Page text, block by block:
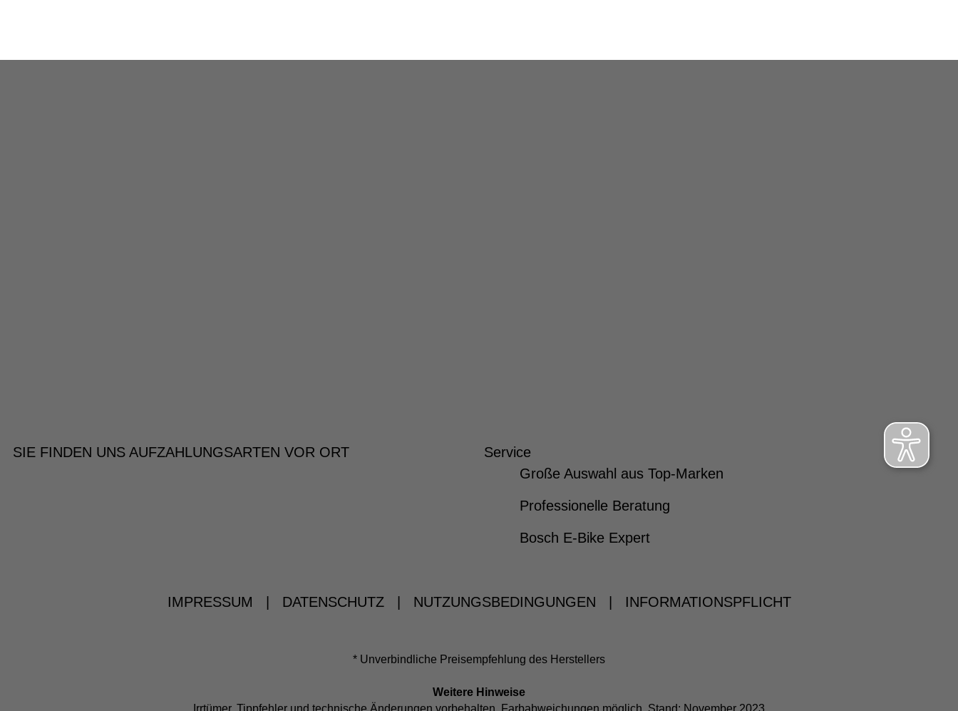
SIE FINDEN UNS AUFZAHLUNGSARTEN VOR ORT
Service
Große Auswahl aus Top-Marken
Professionelle Beratung
Bosch E-Bike Expert
IMPRESSUM DATENSCHUTZ NUTZUNGSBEDINGUNGEN INFORMATIONSPFLICHT
* Unverbindliche Preisempfehlung des Herstellers
Weitere Hinweise
Irrtümer, Tippfehler und technische Änderungen vorbehalten. Farbabweichungen möglich. Stand: November 2023